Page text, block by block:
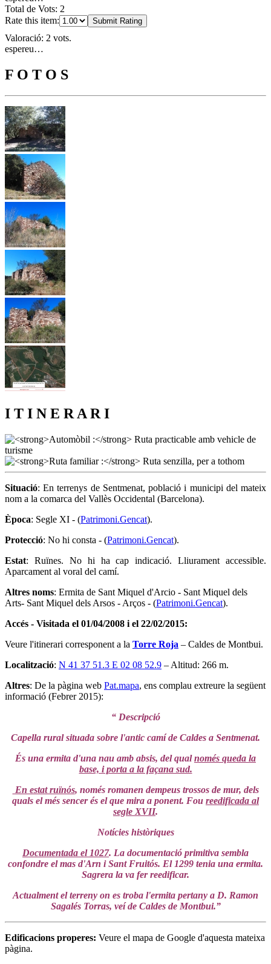
Total de Vots: 2
Rate this item:
Submit Rating
Valoració: 2 vots.
espereu…
F O T O S
I T I N E R A R I
Situació: En terrenys de Sentmenat, població i municipi del mateix
nom a la comarca del Vallès Occidental (Barcelona).
Època: Segle XI - (Patrimoni.Gencat).
Protecció: No hi consta - (Patrimoni.Gencat).
Estat: Ruïnes. No hi ha cap indicació. Lliurament accessible.
Aparcament al voral del camí.
Altres noms: Ermita de Sant Miquel d'Arcio - Sant Miquel dels
Arts- Sant Miquel dels Arsos - Arços - (Patrimoni.Gencat).
Accés - Visitada el 01/04/2008 i el 22/02/2015:
Veure l'itinerari corresponent a la Torre Roja – Caldes de Montbui.
Localització: N 41 37 51.3 E 02 08 52.9 – Altitud: 266 m.
Altres: De la pàgina web Pat.mapa, ens complau extreure la següent
informació (Febrer 2015):
“ Descripció
Capella rural situada sobre l'antic camí de Caldes a Sentmenat.
És una ermita d'una nau amb absis, del qualnomés queda la
base, i porta a la façana sud.
En estat ruïnós, només romanen dempeus trossos de mur, dels
quals el més sencer és el que mira a ponent. Fou reedificada al
segle XVII.
Notícies històriques
Documentada el 1027. La documentació primitiva sembla
confondre el mas d'Arn i Sant Fruitós. El 1299 tenia una ermita.
Sagrera la va fer reedificar.
Actualment el terreny on es troba l'ermita pertany a D. Ramon
Sagalés Torras, veí de Caldes de Montbui.”
Edificacions properes: Veure el mapa de Google d'aquesta mateixa
pàgina.